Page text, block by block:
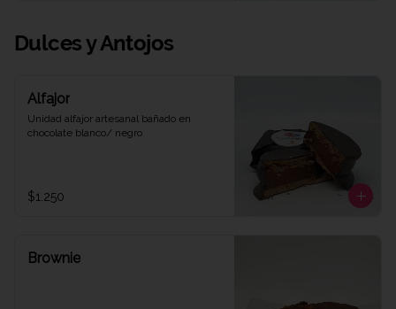
Dulces y Antojos
Alfajor
Unidad alfajor artesanal bañado en
chocolate blanco/ negro
$1.250
Brownie